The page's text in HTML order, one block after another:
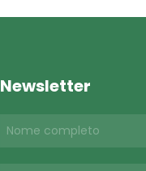
Newsletter